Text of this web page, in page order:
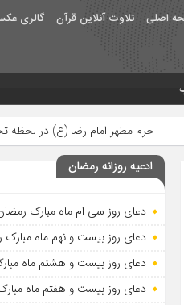
اصلی تلاوت آنلاین قرآن گالری
(ع) در لحظه تحویل سال مصرف
ادعیه روزانه رمضان
دعای روز سی ام ماه مبارک
دعای روز بیست و نهم ماه مبارک
دعای روز بیست و هشتم ماه
دعای روز بیست و هفتم ماه